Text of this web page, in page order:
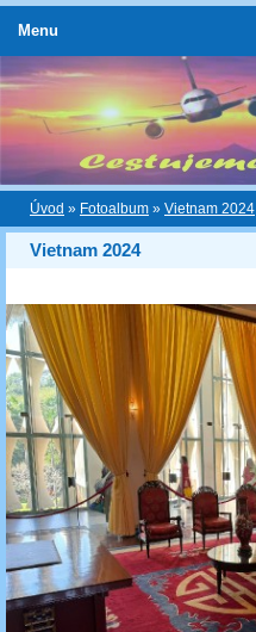
Úvod » Fotoalbum » Vietnam 2024
Vietnam 2024
Menu